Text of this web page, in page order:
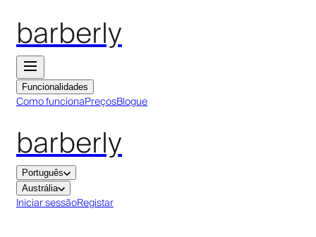
barberly
Funcionalidades
Como funcionaPreçosBlogue
barberly
Português
Austrália
Iniciar sessãoRegistar